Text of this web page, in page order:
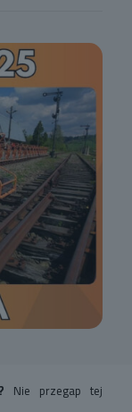
Nie przegap tej